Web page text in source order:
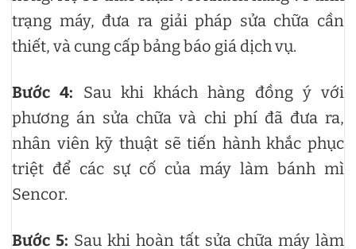
trạng máy, đưa ra giải pháp sửa chữa cần
thiết, và cung cấp bảng báo giá dịch vụ.
Bước 4: Sau khi khách hàng đồng ý với
phương án sửa chữa và chi phí đã đưa ra,
nhân viên kỹ thuật sẽ tiến hành khắc phục
triệt để các sự cố của máy làm bánh mì
Sencor.
Bước 5: Sau khi hoàn tất sửa chữa máy làm